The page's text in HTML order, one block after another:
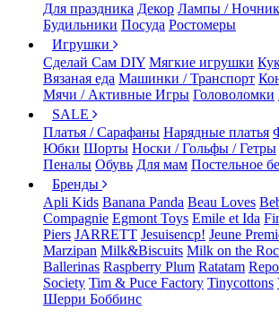
Для праздника Декор Лампы /
Будильники Посуда Ростомеры
Игрушки
Сделай Сам DIY Мягкие игрушки
Вязаная еда Машинки / Транспорт
Мячи / Активные Игры Головоломки
SALE
Платья / Сарафаны Нарядные платья
Юбки Шорты Носки / Гольфы / Гетры
Пеналы Обувь Для мам Постельное
Бренды
Apli Kids Banana Panda Beau Loves
Compagnie Egmont Toys Emile et Ida
Piers JARRETT Jesuisencp! Jeune
Marzipan Milk&Biscuits Milk on the
Ballerinas Raspberry Plum Ratatam
Society Tim & Puce Factory Tinycottons
Шерри Боббинс